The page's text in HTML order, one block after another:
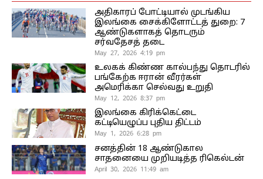
அதிகாரப் போட்டியால் முடங்கிய
இலங்கை சைக்கிளோட்டத் துறை: 7
ஆண்டுகளாகத் தொடரும்
சர்வதேசத் தடை
May 27, 2026 4:19 pm
உலகக் கிண்ண கால்பந்து தொடரில்
பங்கேற்க ஈரான் வீரர்கள்
அமெரிக்கா செல்வது உறுதி
May 12, 2026 8:37 pm
இலங்கை கிரிக்கெட்டை
கட்டியெழுப்ப புதிய திட்டம்
May 1, 2026 6:28 pm
சனத்தின் 18 ஆண்டுகால
சாதனையை முறியடித்த ரிகெல்டன்
April 30, 2026 11:49 am